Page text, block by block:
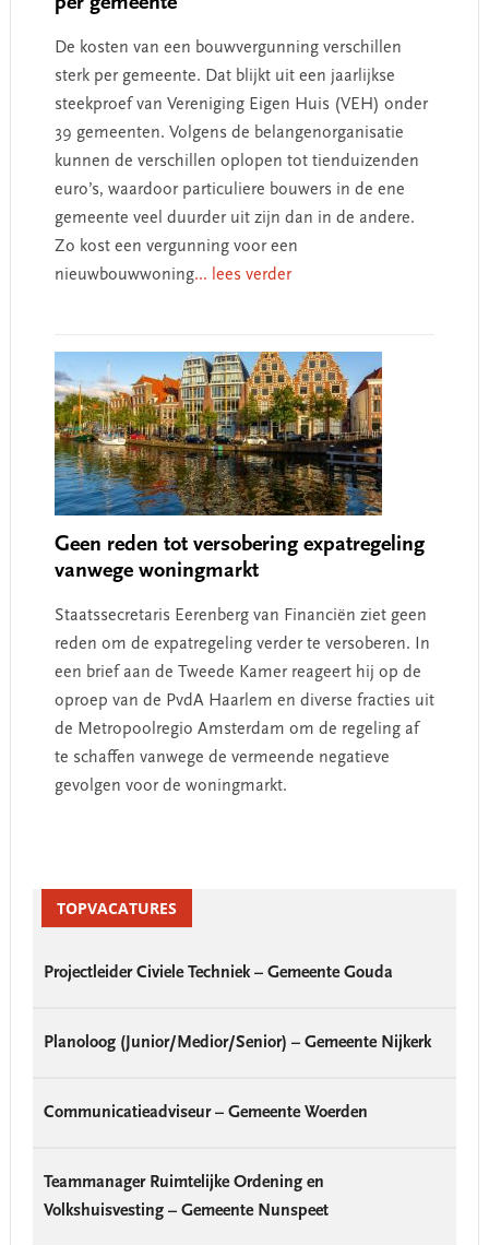
De kosten van een bouwvergunning verschillen
sterk per gemeente. Dat blijkt uit een jaarlijkse
steekproef van Vereniging Eigen Huis (VEH) onder
39 gemeenten. Volgens de belangenorganisatie
kunnen de verschillen oplopen tot tienduizenden
euro’s, waardoor particuliere bouwers in de ene
gemeente veel duurder uit zijn dan in de andere.
Zo kost een vergunning voor een
nieuwbouwwoning... lees verder
Geen reden tot versobering expatregeling
vanwege woningmarkt
Staatssecretaris Eerenberg van Financiën ziet geen
reden om de expatregeling verder te versoberen. In
een brief aan de Tweede Kamer reageert hij op de
oproep van de PvdA Haarlem en diverse fracties uit
de Metropoolregio Amsterdam om de regeling af
te schaffen vanwege de vermeende negatieve
gevolgen voor de woningmarkt.
SidebarTOPVACATURES
Projectleider Civiele Techniek – Gemeente Gouda
Planoloog (Junior/Medior/Senior) – Gemeente Nijkerk
Communicatieadviseur – Gemeente Woerden
Teammanager Ruimtelijke Ordening en
Volkshuisvesting – Gemeente Nunspeet